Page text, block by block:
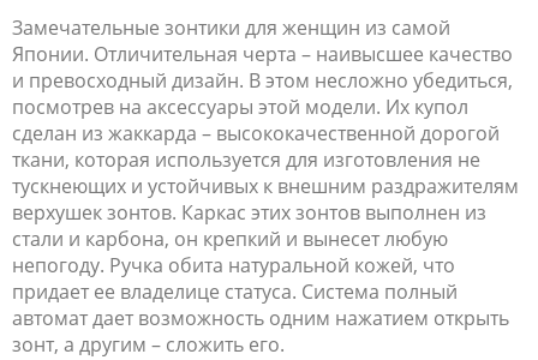
Замечательные зонтики для женщин из самой
Японии. Отличительная черта – наивысшее качество
и превосходный дизайн. В этом несложно убедиться,
посмотрев на аксессуары этой модели. Их купол
сделан из жаккарда – высококачественной дорогой
ткани, которая используется для изготовления не
тускнеющих и устойчивых к внешним раздражителям
верхушек зонтов. Каркас этих зонтов выполнен из
стали и карбона, он крепкий и вынесет любую
непогоду. Ручка обита натуральной кожей, что
придает ее владелице статуса. Система полный
автомат дает возможность одним нажатием открыть
зонт, а другим – сложить его.